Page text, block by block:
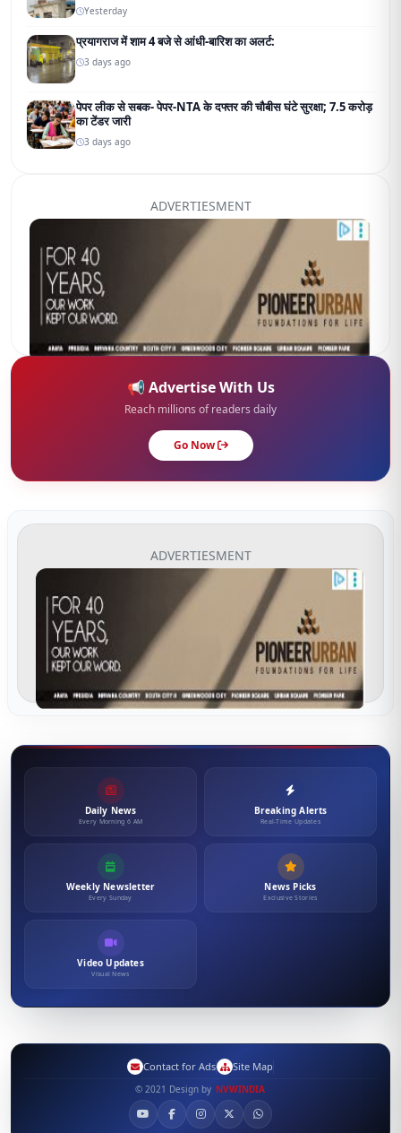
Yesterday
प्रयागराज में शाम 4 बजे से आंधी-बारिश का अलर्ट:
3 days ago
पेपर लीक से सबक- पेपर-NTA के दफ्तर की चौबीस घंटे सुरक्षा; 7.5 करोड़
का टेंडर जारी
3 days ago
ADVERTIESMENT
📢 Advertise With Us
Reach millions of readers daily
Go Now
ADVERTIESMENT
Daily News
Every Morning 6 AM
Breaking Alerts
Real-Time Updates
Weekly Newsletter
Every Sunday
News Picks
Exclusive Stories
Video Updates
Visual News
Contact for Ads Site Map
© 2021 Design by NVWINDIA